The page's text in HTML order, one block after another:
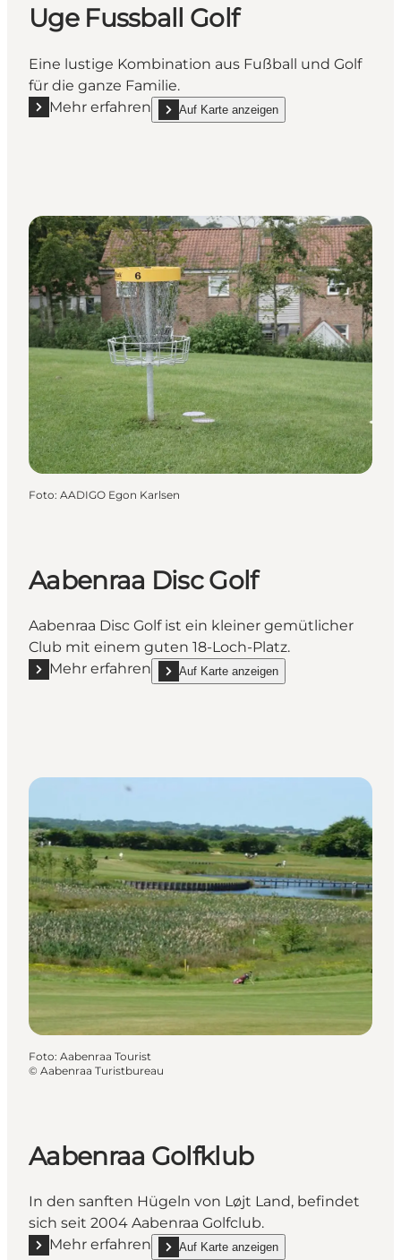
Uge Fussball Golf
Eine lustige Kombination aus Fußball und Golf
für die ganze Familie.
Mehr erfahren
Mehr erfahren "Uge Fussball Golf"
Auf Karte anzeigen
show Uge Fussball Golf on_map
Foto: AADIGO Egon Karlsen
Aabenraa Disc Golf
Aabenraa Disc Golf ist ein kleiner gemütlicher
Club mit einem guten 18-Loch-Platz.
Mehr erfahren
Mehr erfahren "Aabenraa Disc Golf"
Auf Karte anzeigen
show Aabenraa Disc Golf on_map
Foto: Aabenraa Tourist
© Aabenraa Turistbureau
Aabenraa Golfklub
In den sanften Hügeln von Løjt Land, befindet
sich seit 2004 Aabenraa Golfclub.
Mehr erfahren
Mehr erfahren "Aabenraa Golfklub"
Auf Karte anzeigen
show Aabenraa Golfklub on_map